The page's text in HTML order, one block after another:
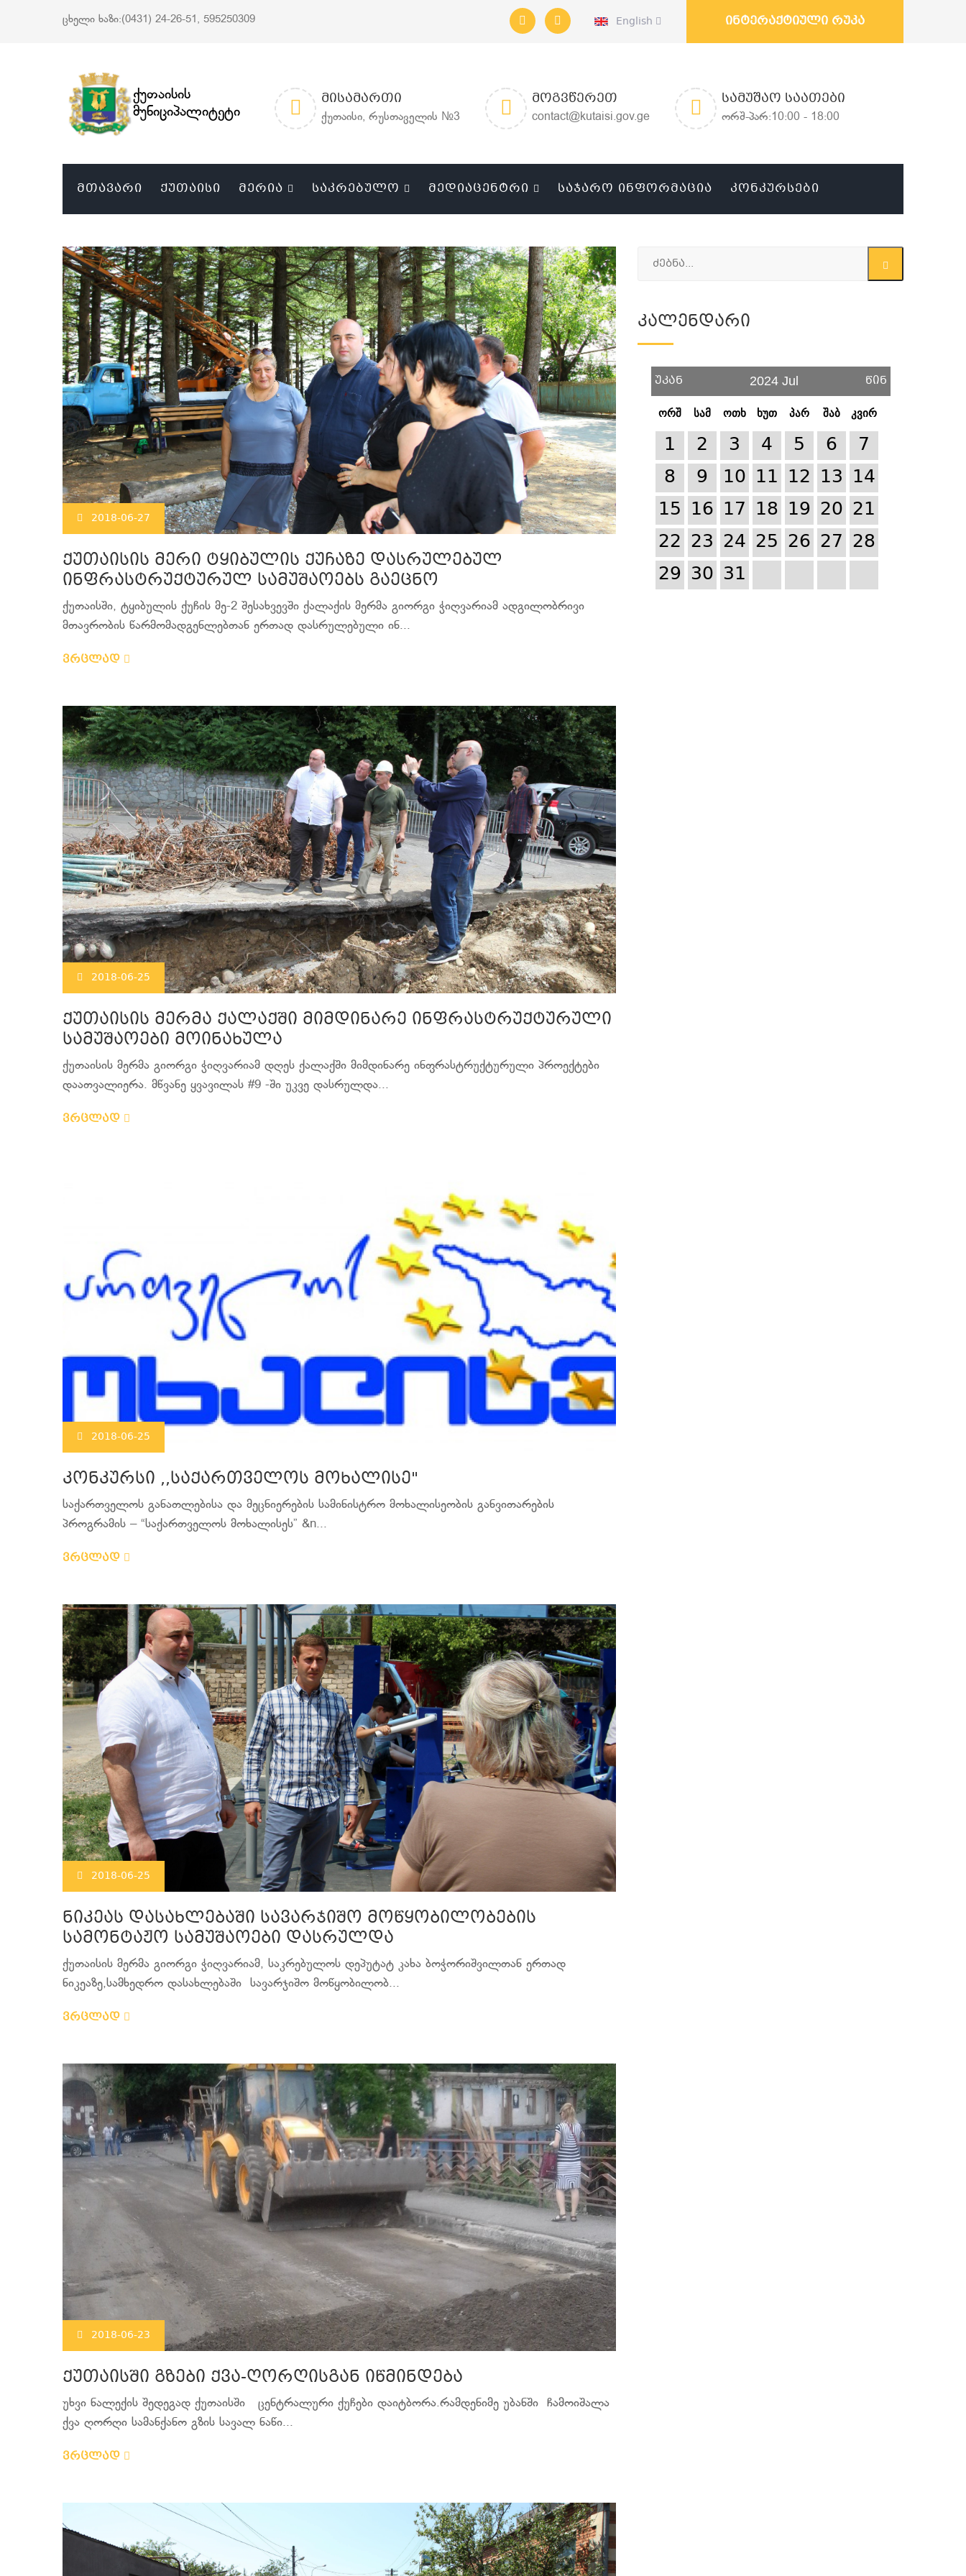
ცხელი ხაზი:(0431) 24-26-51, 595250309 English ინტერაქტიული რუკა
ქუთაისის
მუნიციპალიტეტი
ᲛᲘᲡᲐᲛᲐᲠᲗᲘ
ქუთაისი, რუსთაველის №3
ᲛᲝᲒᲕᲬᲔᲠᲔᲗ
contact@kutaisi.gov.ge
ᲡᲐᲛᲣᲨᲐᲝ ᲡᲐᲐᲗᲔᲑᲘ
ორშ-პარ:10:00 - 18:00
ᲛᲗᲐᲕᲐᲠᲘ ᲥᲣᲗᲐᲘᲡᲘ ᲛᲔᲠᲘᲐ ᲡᲐᲙᲠᲔᲑᲣᲚᲝ ᲛᲔᲓᲘᲐᲪᲔᲜᲢᲠᲘ ᲡᲐᲯᲐᲠᲝ ᲘᲜᲤᲝᲠᲛᲐᲪᲘᲐ ᲙᲝᲜᲙᲣᲠᲡᲔᲑᲘ
2018-06-27
ქუთაისის მერი ტყიბულის ქუჩაზე დასრულებულ
ინფრასტრუქტურულ სამუშაოებს გაეცნო
ქუთაისში, ტყიბულის ქუჩის მე-2 შესახვევში ქალაქის მერმა გიორგი ჭიღვარიამ ადგილობრივი
მთავრობის წარმომადგენლებთან ერთად დასრულებული ინ...
ვრცლად
2018-06-25
ქუთაისის მერმა ქალაქში მიმდინარე ინფრასტრუქტურული
სამუშაოები მოინახულა
ქუთაისის მერმა გიორგი ჭიღვარიამ დღეს ქალაქში მიმდინარე ინფრასტრუქტურული პროექტები
დაათვალიერა. მწვანე ყვავილას #9 -ში უკვე დასრულდა...
ვრცლად
2018-06-25
კონკურსი ,,საქართველოს მოხალისე"
საქართველოს განათლებისა და მეცნიერების სამინისტრო მოხალისეობის განვითარების
პროგრამის – “საქართველოს მოხალისეს” &n...
ვრცლად
2018-06-25
ნიკეას დასახლებაში სავარჯიშო მოწყობილობების
სამონტაჟო სამუშაოები დასრულდა
ქუთაისის მერმა გიორგი ჭიღვარიამ, საკრებულოს დეპუტატ კახა ბოჭორიშვილთან ერთად
ნიკეაზე,სამხედრო დასახლებაში სავარჯიშო მოწყობილობ...
ვრცლად
2018-06-23
ქუთაისში გზები ქვა-ღორღისგან იწმინდება
უხვი ნალექის შედეგად ქუთაისში ცენტრალური ქუჩები დაიტბორა.რამდენიმე უბანში ჩამოიშალა
ქვა ღორღი სამანქანო გზის სავალ ნაწი...
ვრცლად
Კალენდარი
უკან 2024 Jul წინ
ორშ სამ ოთხ ხუთ პარ შაბ კვირ
1 2 3 4 5 6
7
8
9 10 11 12 13 14
15 16 17 18 19 20 21
22 23 24 25 26 27 28
29 30 31